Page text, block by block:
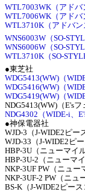
WTL7003WK（アドバ
WTL7006WK（アドバ
WTL3710K（アドバン
WNS6003W（SO-
WNS6006W（SO-
WTL3710K（SO-
●東芝社
WDG5413(WW)（
WDG5416(WW)（
WDG5419(WW)（
NDG5413(WW)（E'sフ
NDG4302（WIDE-i、
●神保電器社
WJD-3（J-WIDE2ピー
WJD-33（J-WIDE2ピ
HBP-3U（ニューマイ
HBP-3U-2（ニューマ
NKP-3UF PW（ニュー
NKP-3UF-2 PW（ニュ
BS-K（J-WIDE2ピー